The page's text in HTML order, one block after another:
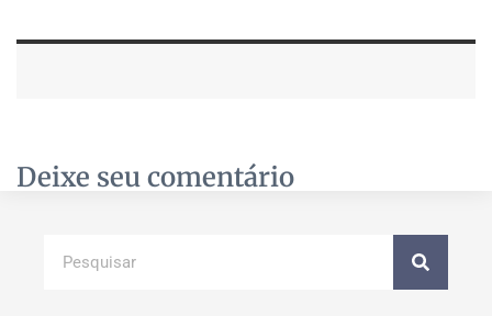
Deixe seu comentário